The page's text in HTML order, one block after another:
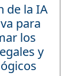
de la IA
para
los
y